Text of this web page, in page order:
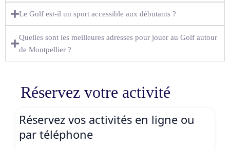
Le Golf est-il un sport accessible aux débutants ?
Quelles sont les meilleures adresses pour jouer au Golf autour
de Montpellier ?
Réservez votre activité
Réservez vos activités en ligne ou
par téléphone